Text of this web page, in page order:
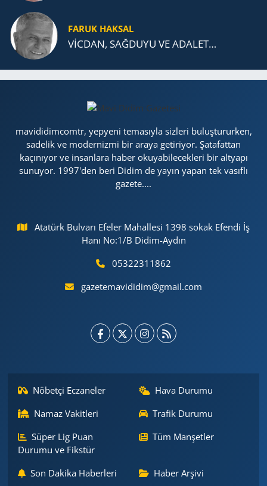
FARUK HAKSAL
VİCDAN, SAĞ­DU­YU VE ADA­LET…
mavididimcomtr, yepyeni temasıyla sizleri buluştururken,
sadelik ve modernizmi bir araya getiriyor. Şatafattan
kaçınıyor ve insanlara haber okuyabilecekleri bir altyapı
sunuyor. 1997'den beri Didim de yayın yapan tek vasıflı
gazete....
Atatürk Bulvarı Efeler Mahallesi 1398 sokak Efendi İş
Hanı No:1/B Didim-Aydın
05322311862
gazetemavididim@gmail.com
Nöbetçi Eczaneler
Hava Durumu
Namaz Vakitleri
Trafik Durumu
Süper Lig Puan
Durumu ve Fikstür
Tüm Manşetler
Son Dakika Haberleri Haber Arşivi